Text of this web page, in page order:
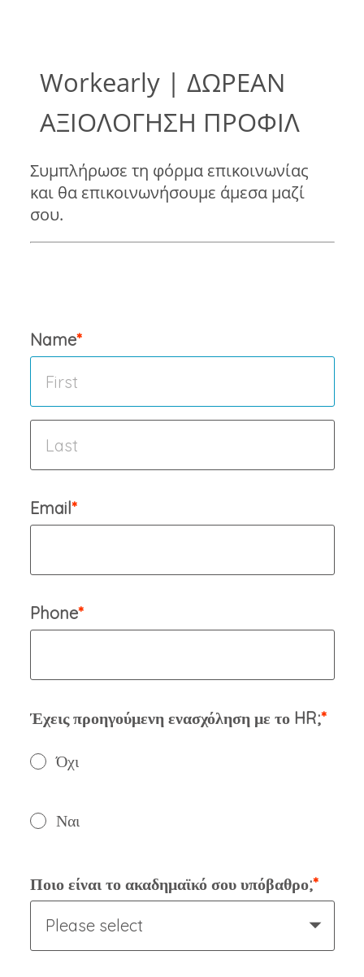
Workearly | ΔΩΡΕΑΝ
ΑΞΙΟΛΟΓΗΣΗ ΠΡΟΦΙΛ
Συμπλήρωσε τη φόρμα επικοινωνίας
και θα επικοινωνήσουμε άμεσα μαζί
σου.
Name
Email
Phone
Έχεις προηγούμενη ενασχόληση με το HR;
Όχι
Ναι
Ποιο είναι το ακαδημαϊκό σου υπόβαθρο;
Please select